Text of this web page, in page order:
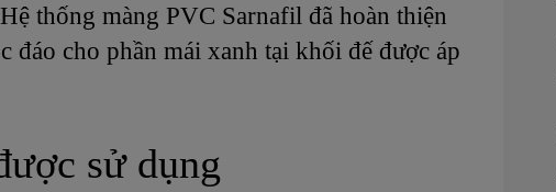
thống màng PVC Sarnafil đã hoàn thiện
đáo cho phần mái xanh tại khối đế được áp
sử dụng